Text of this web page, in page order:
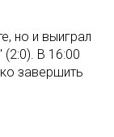
но и выиграл
В 16:00
завершить